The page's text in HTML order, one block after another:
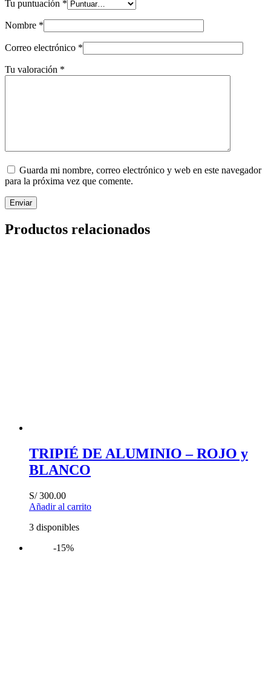
Tu puntuación *
Nombre *
Correo electrónico *
Tu valoración *
Guarda mi nombre, correo electrónico y web en este navegador
para la próxima vez que comente.
Enviar
Productos relacionados
TRIPIÉ DE ALUMINIO – ROJO y
BLANCO
S/300.00
Añadir al carrito
3 disponibles
-15%